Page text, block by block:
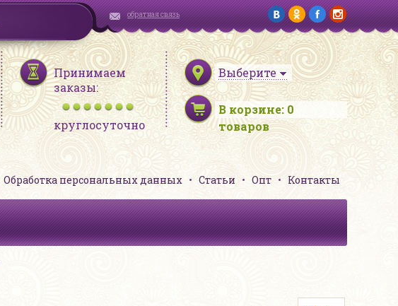
обратная связь
Принимаем
заказы:
круглосуточно
Выберите
В корзине: 0
товаров
Обработка персональных данных Статьи Опт Контакты